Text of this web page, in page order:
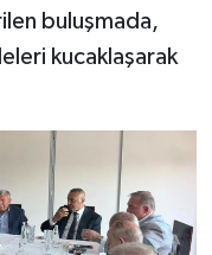
buluşmada,
kucaklaşarak